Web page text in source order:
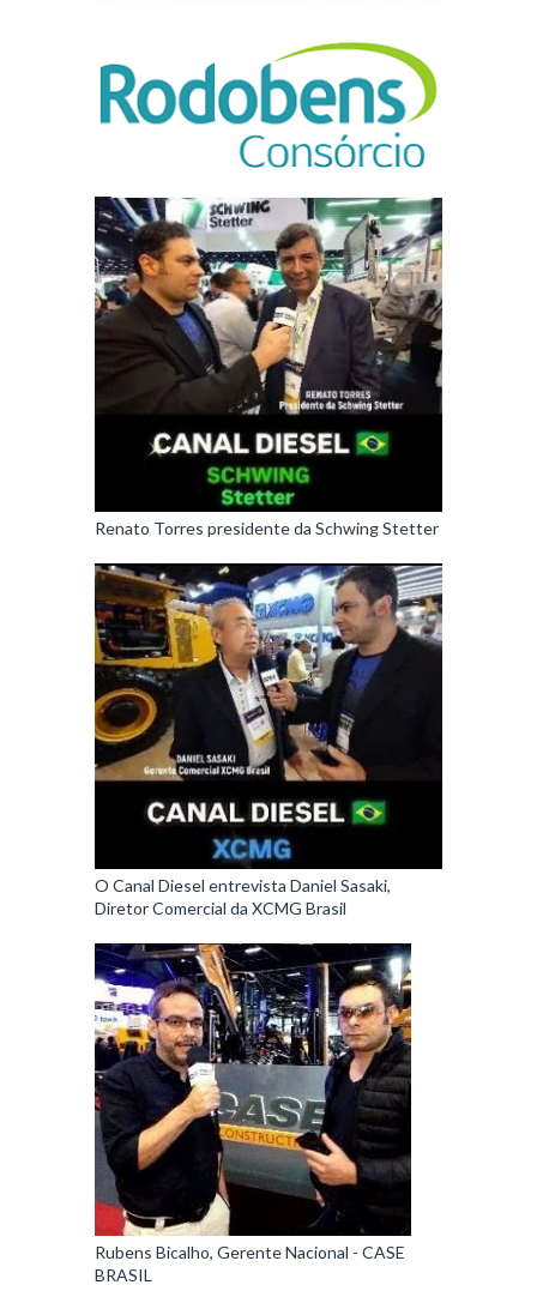
Renato Torres presidente da Schwing Stetter
O Canal Diesel entrevista Daniel Sasaki,
Diretor Comercial da XCMG Brasil
Rubens Bicalho, Gerente Nacional - CASE
BRASIL